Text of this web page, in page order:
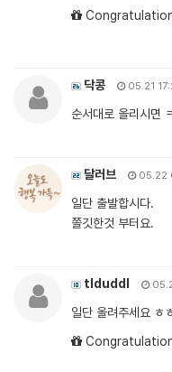
닥콩 05.21
순서대로 올리시면
달러브 05.22
일단 출발합시다.
쫄깃한것 부터요.
tlduddl
일단 올려주세요 ㅎ